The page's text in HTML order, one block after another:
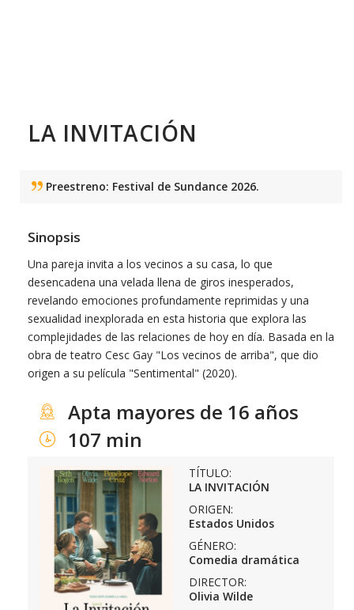
LA INVITACIÓN
Preestreno: Festival de Sundance 2026.
Sinopsis
Una pareja invita a los vecinos a su casa, lo que
desencadena una velada llena de giros inesperados,
revelando emociones profundamente reprimidas y una
sexualidad inexplorada en esta historia que explora las
complejidades de las relaciones de hoy en día. Basada en la
obra de teatro Cesc Gay "Los vecinos de arriba", que dio
origen a su película "Sentimental" (2020).
Apta mayores de 16 años
107 min
TÍTULO:
LA INVITACIÓN
ORIGEN:
Estados Unidos
GÉNERO:
Comedia dramática
DIRECTOR:
Olivia Wilde